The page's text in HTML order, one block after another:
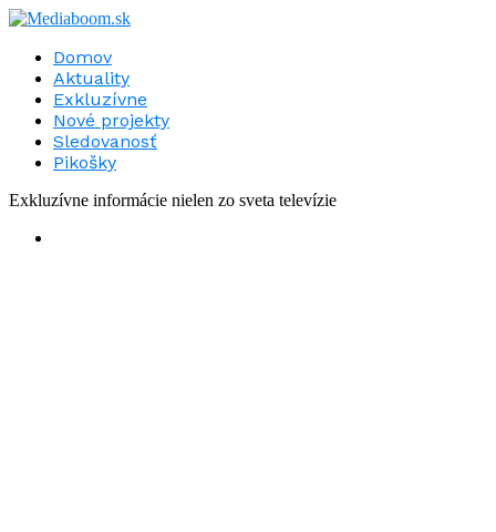
Domov
Aktuality
Exkluzívne
Nové projekty
Sledovanosť
Pikošky
Exkluzívne informácie nielen zo sveta televízie